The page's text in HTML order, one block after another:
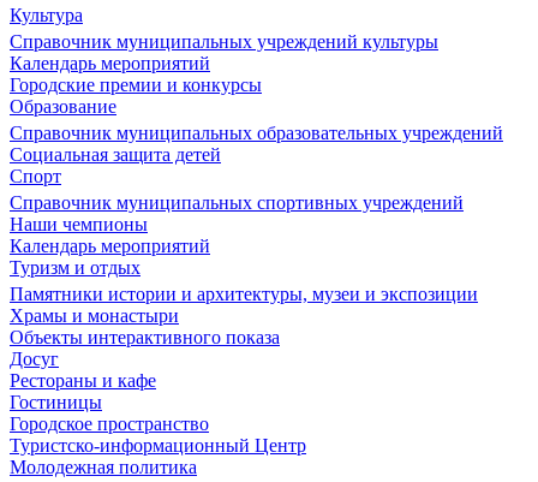
Культура
Справочник муниципальных учреждений культуры
Календарь мероприятий
Городские премии и конкурсы
Образование
Справочник муниципальных образовательных учреждений
Социальная защита детей
Спорт
Справочник муниципальных спортивных учреждений
Наши чемпионы
Календарь мероприятий
Туризм и отдых
Памятники истории и архитектуры, музеи и экспозиции
Храмы и монастыри
Объекты интерактивного показа
Досуг
Рестораны и кафе
Гостиницы
Городское пространство
Туристско-информационный Центр
Молодежная политика